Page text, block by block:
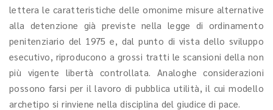
lettera le caratteristiche delle omonime misure alternative
alla detenzione già previste nella legge di ordinamento
penitenziario del 1975 e, dal punto di vista dello sviluppo
esecutivo, riproducono a grossi tratti le scansioni della non
più vigente libertà controllata. Analoghe considerazioni
possono farsi per il lavoro di pubblica utilità, il cui modello
archetipo si rinviene nella disciplina del giudice di pace.